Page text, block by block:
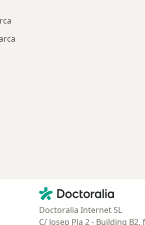
Contacto
Doctoralia - Página de inicio
Doctoralia Internet SL
C/ Josep Pla 2 - Building